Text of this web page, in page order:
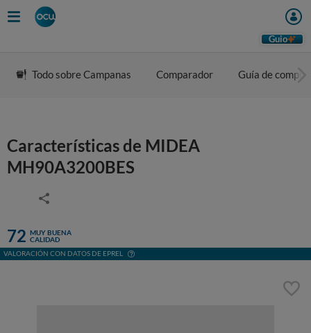
Guio
Todo sobre Campanas Comparador Guía de compra
Características de MIDEA
MH90A3200BES
72 MUY BUENA
CALIDAD
VALORACIÓN CON DATOS DE EPREL